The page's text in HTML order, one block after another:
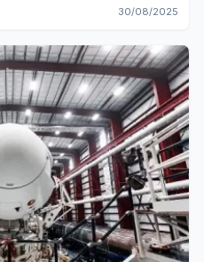
30/08/2025